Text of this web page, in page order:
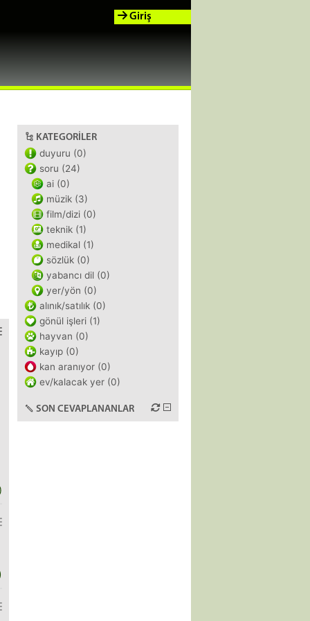
Giriş
KATEGORILER
duyuru (0)
soru (24)
ai (0)
müzik (3)
film/dizi (0)
teknik (1)
medikal (1)
sözlük (0)
yabancı dil (0)
yer/yön (0)
alınık/satılık (0)
gönül işleri (1)
hayvan (0)
kayıp (0)
kan aranıyor (0)
ev/kalacak yer (0)
SON CEVAPLANANLAR